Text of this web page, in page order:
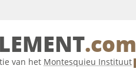
.com
van het Montesquieu Instituut